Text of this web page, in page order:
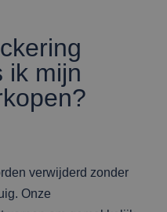
ik mijn
verwijderd zonder
Onze